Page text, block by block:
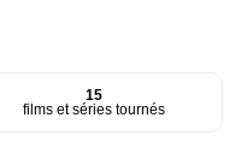
15
films et séries tournés